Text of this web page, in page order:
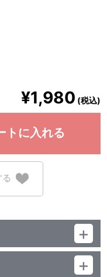
¥1,980 (税込)
トに入れる
る